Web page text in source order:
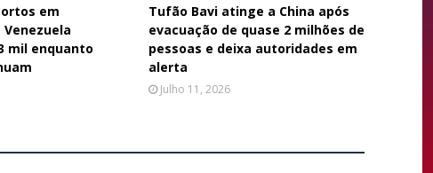
em
mil enquanto
Tufão Bavi atinge a China após
evacuação de quase 2 milhões de
pessoas e deixa autoridades em
alerta
Julho 11, 2026